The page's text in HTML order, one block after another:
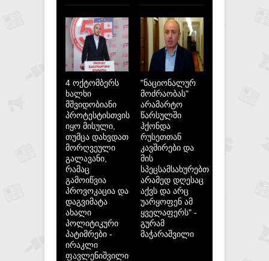
4 ოქტომბერს
ხალხი
მშვიდობიანი
პროტესტისთვის
იყო მისული,
თუმცა დახვდათ
მორღვეული
გალავანი,
რამაც
გამოიწვია
პროვოკაცია და
დაგვიმატა
ახალი
პოლიტიკური
პატიმრები -
ირაკლი
ფავლენიშვილი
"ნაციონალურ
მოძრაობას"
არამარტო
წარსულში
ჰქონდა
რუსეთთან
კავშირები და
მის
სპეცსამსახურებთან,
არამედ დღესაც
აქვს და არც
უარყოფენ ამ
ყველაფერს" -
გურამ
მაჭარაშვილი